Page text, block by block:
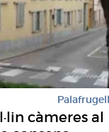
Palafrugell
càmeres al